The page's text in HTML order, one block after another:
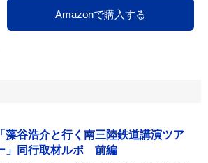
Amazonで購入する
「藻谷浩介と行く南三陸鉄道講演ツア
」同行取材ルポ 前編